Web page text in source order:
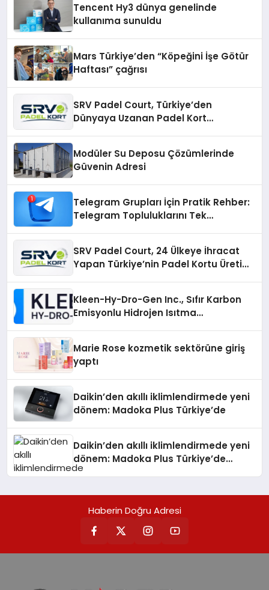
Tencent Hy3 dünya genelinde
kullanıma sunuldu
Mars Türkiye’den “Köpeğini İşe Götür
Haftası” çağrısı
SRV Padel Court, Türkiye’den
Dünyaya Uzanan Padel Kort
Modüler Su Deposu Çözümlerinde
Güvenin Adresi
Telegram Grupları İçin Pratik Rehber:
Telegram Topluluklarını Tek
SRV Padel Court, 24 Ülkeye İhracat
Yapan Türkiye’nin Padel Kortu Üretim
Kleen-Hy-Dro-Gen Inc., Sıfır Karbon
Emisyonlu Hidrojen Isıtma
Marie Rose kozmetik sektörüne giriş
yaptı
Daikin’den akıllı iklimlendirmede yeni
dönem: Madoka Plus Türkiye’de
Daikin’den akıllı iklimlendirmede yeni
dönem: Madoka Plus Türkiye’de
Daikin’in kullanıcı dostu tasarımıyla
teknolojilerle donatılmış son modeli
VRV kontrol ünitesi Madoka Plus
Türkiye’de satışa sunuldu. Tam
dokunmatik ekranı, mobil uygulama
desteği ve akıllı sensör entegrasyonu
Haberin Doğru Adresi